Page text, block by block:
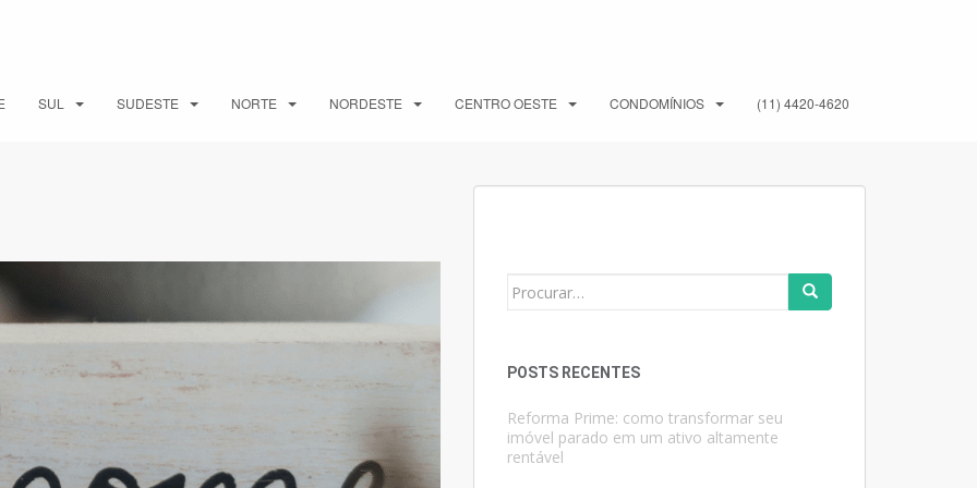
SUL SUDESTE NORTE NORDESTE CENTRO OESTE CONDOMÍNIOS (11) 4420-4620
Search
POSTS RECENTES
Reforma Prime: como transformar seu
imóvel parado em um ativo altamente
rentável